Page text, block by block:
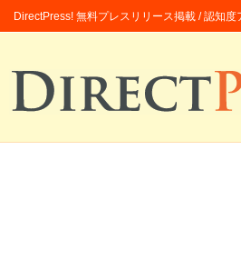
DirectPress! 無料プレスリリース掲載 / 認知